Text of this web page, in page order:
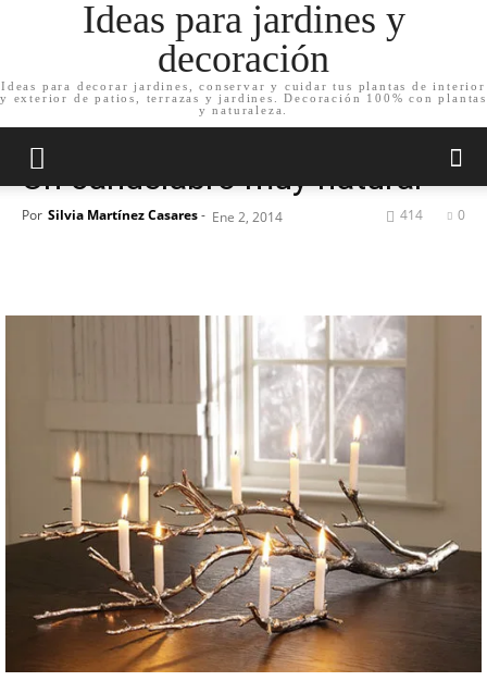
Ideas para jardines y
decoración
Ideas para decorar jardines, conservar y cuidar tus plantas de interior
y exterior de patios, terrazas y jardines. Decoración 100% con plantas
y naturaleza.
Inicio Decoración de jardín Complementos de jardín
Un candelabro muy natural
Por Silvia Martínez Casares- Ene 2, 2014 0
414